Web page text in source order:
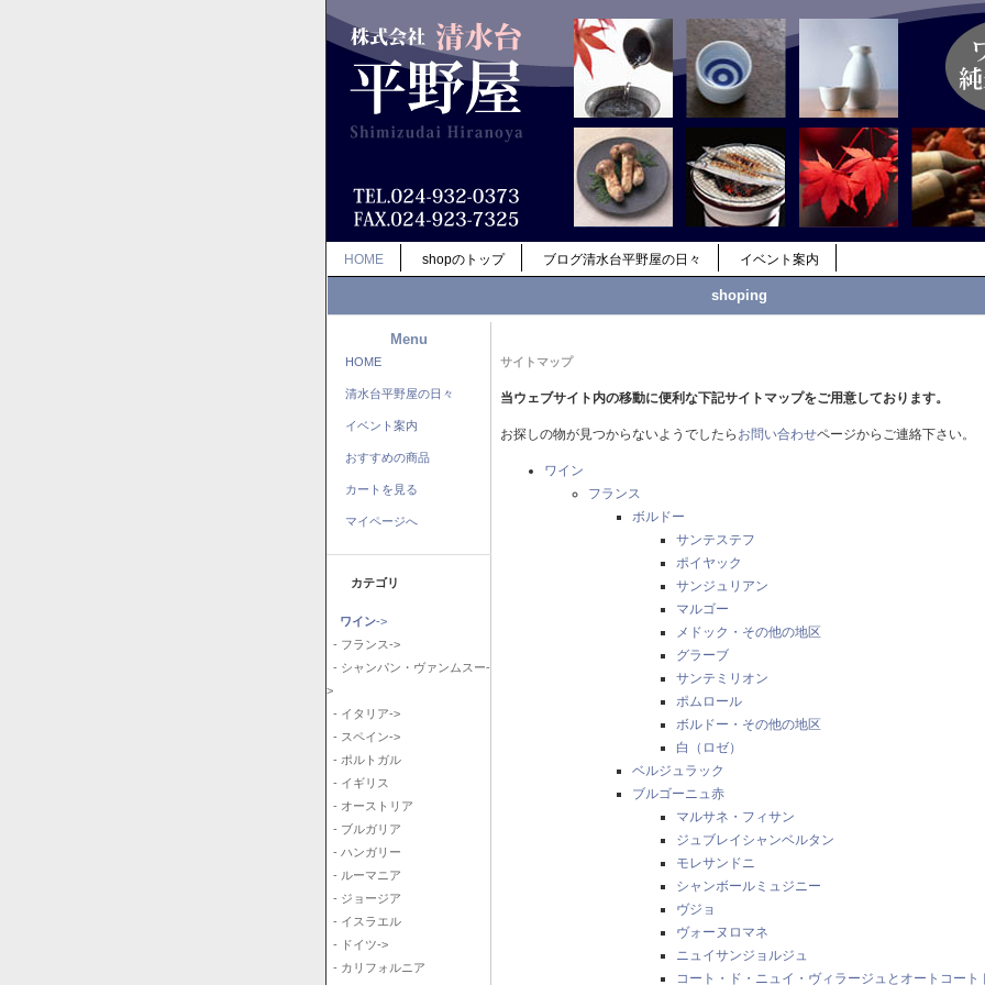
HOME shopのトップ ブログ清水台平野屋の日々 イベント案内
shoping
Menu
HOME
清水台平野屋の日々
イベント案内
おすすめの商品
カートを見る
マイページへ
カテゴリ
ワイン->
- フランス->
- シャンパン・ヴァンムスー-
>
- イタリア->
- スペイン->
- ポルトガル
- イギリス
- オーストリア
- ブルガリア
- ハンガリー
- ルーマニア
- ジョージア
- イスラエル
- ドイツ->
- カリフォルニア
サイトマップ
当ウェブサイト内の移動に便利な下記サイトマップをご用意しております。
お探しの物が見つからないようでしたら お問い合わせページからご連絡下さい。
ワイン
フランス
ボルドー
サンテステフ
ポイヤック
サンジュリアン
マルゴー
メドック・その他の地区
グラーブ
サンテミリオン
ポムロール
ボルドー・その他の地区
白（ロゼ）
ベルジュラック
ブルゴーニュ赤
マルサネ・フィサン
ジュブレイシャンベルタン
モレサンドニ
シャンボールミュジニー
ヴジョ
ヴォーヌロマネ
ニュイサンジョルジュ
コート・ド・ニュイ・ヴィラージュとオートコート